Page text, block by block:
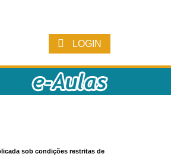
LOGIN
sob condições restritas de